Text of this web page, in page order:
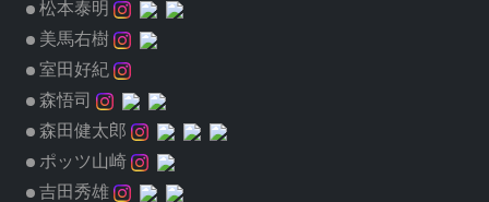
松本泰明
美馬右樹
室田好紀
森悟司
森田健太郎
ポッツ山崎
吉田秀雄